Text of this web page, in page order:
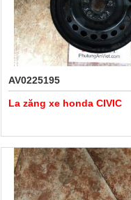
AV0225195
La zăng xe honda CIVIC